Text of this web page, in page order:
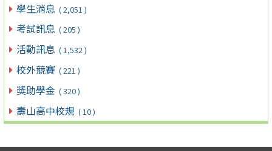
學生消息 ( 2,051 )
考試訊息 ( 205 )
活動訊息 ( 1,532 )
校外競賽 ( 221 )
獎助學金 ( 320 )
壽山高中校規 ( 10 )